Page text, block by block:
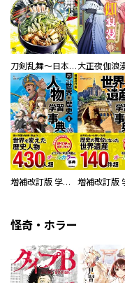
刀剣乱舞～日本号つれづれ酒～
増補改訂版 学研まんが NEW世界の歴史 別巻 人物学習事典
怪奇・ホラー